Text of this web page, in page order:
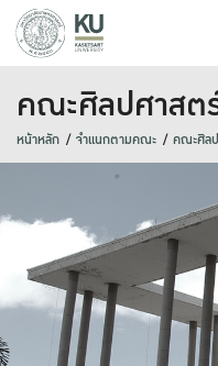
คณะศิลปศาสต
หน้าหลัก จำแนกตามคณะ คณะศิล